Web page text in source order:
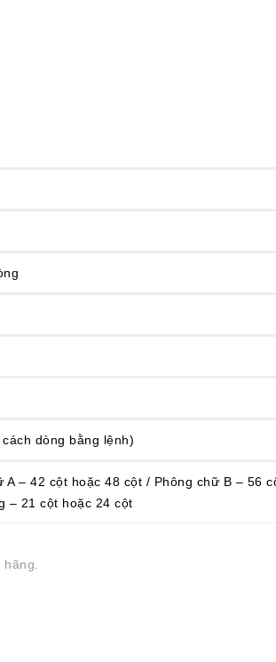
dòng bằng lệnh)
A – 42 cột hoặc 48 cột / Phông chữ B – 56
– 21 cột hoặc 24 cột
hãng.